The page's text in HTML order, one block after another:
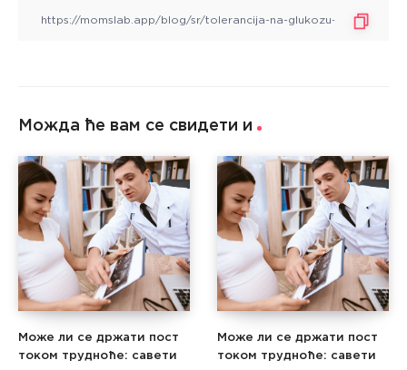
Можда ће вам се свидети и
Може ли се држати пост
током трудноће: савети
Може ли се држати пост
током трудноће: савети